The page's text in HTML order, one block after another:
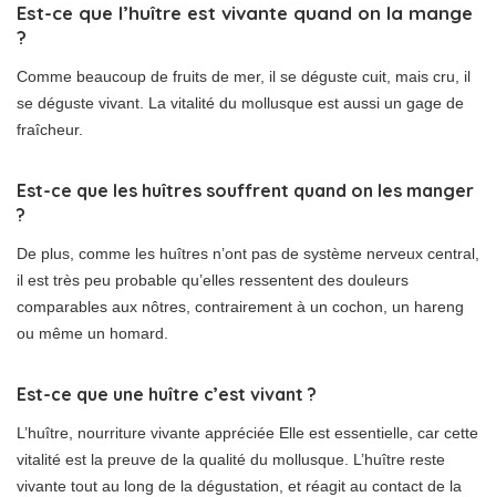
Est-ce que l’huître est vivante quand on la mange
?
Comme beaucoup de fruits de mer, il se déguste cuit, mais cru, il
se déguste vivant. La vitalité du mollusque est aussi un gage de
fraîcheur.
Est-ce que les huîtres souffrent quand on les manger
?
De plus, comme les huîtres n’ont pas de système nerveux central,
il est très peu probable qu’elles ressentent des douleurs
comparables aux nôtres, contrairement à un cochon, un hareng
ou même un homard.
Est-ce que une huître c’est vivant ?
L’huître, nourriture vivante appréciée Elle est essentielle, car cette
vitalité est la preuve de la qualité du mollusque. L’huître reste
vivante tout au long de la dégustation, et réagit au contact de la